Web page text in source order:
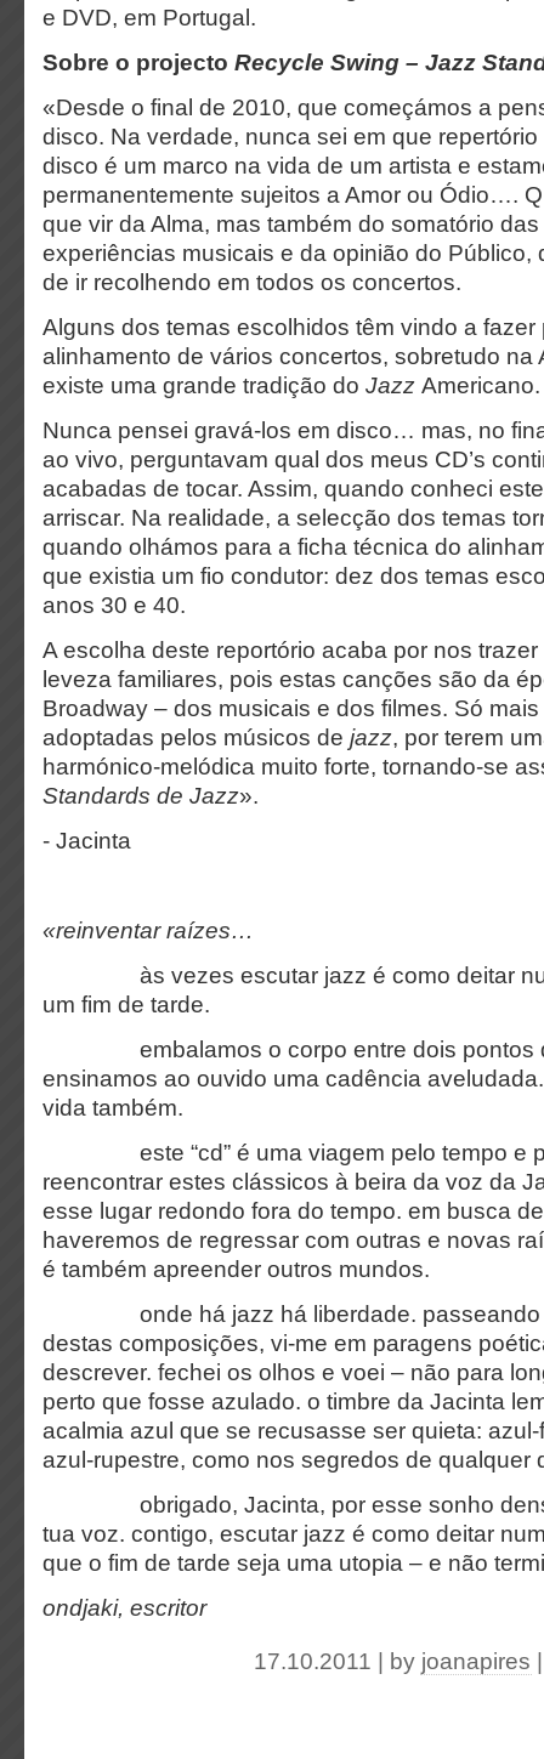
e DVD, em Portugal.
Sobre o projecto Recycle Swing – Jazz
«Desde o final de 2010, que começámos a
disco. Na verdade, nunca sei em que
disco é um marco na vida de um artista e
permanentemente sujeitos a Amor ou Ódio….
que vir da Alma, mas também do somatório
experiências musicais e da opinião do Público,
de ir recolhendo em todos os concertos.
Alguns dos temas escolhidos têm vindo a fazer
alinhamento de vários concertos, sobretudo na
existe uma grande tradição do Jazz Americano.
Nunca pensei gravá-los em disco… mas, no
ao vivo, perguntavam qual dos meus CD’s
acabadas de tocar. Assim, quando conheci
arriscar. Na realidade, a selecção dos temas
quando olhámos para a ficha técnica do
que existia um fio condutor: dez dos temas
anos 30 e 40.
A escolha deste reportório acaba por nos
leveza familiares, pois estas canções são da
Broadway – dos musicais e dos filmes. Só
adoptadas pelos músicos de jazz, por terem
harmónico-melódica muito forte, tornando-se
Standards de Jazz».
- Jacinta
«reinventar raízes…
às vezes escutar jazz é como deitar
um fim de tarde.
embalamos o corpo entre dois pontos
ensinamos ao ouvido uma cadência
vida também.
este “cd” é uma viagem pelo tempo e
reencontrar estes clássicos à beira da voz da
esse lugar redondo fora do tempo. em busca
haveremos de regressar com outras e novas
é também apreender outros mundos.
onde há jazz há liberdade. passeando
destas composições, vi-me em paragens
descrever. fechei os olhos e voei – não para
perto que fosse azulado. o timbre da Jacinta
acalmia azul que se recusasse ser quieta:
azul-rupestre, como nos segredos de qualquer
obrigado, Jacinta, por esse sonho
tua voz. contigo, escutar jazz é como deitar
que o fim de tarde seja uma utopia – e não
ondjaki, escritor
17.10.2011 | by joanapires